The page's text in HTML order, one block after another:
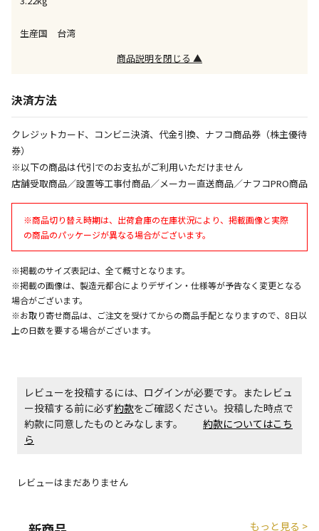
出荷いたします。
ただし、メーカーの営業日に基づき出荷手続きを行う
ため、通常よりお時間をいただく場合がございます。
お見積商品です。金額・施工日はお打ち合わせの上、
決定となります。
お見積商品です。金額・施工日はお打ち合わせの上、
エアコンの取付工事が必要な商品です。別途費用が発
生する場合がございます。
生産国 台湾
商品説明を閉じる ▲
決済方法
クレジットカード、コンビニ決済、代金引換、ナフコ商品券（株主優待
券）
※以下の商品は代引でのお支払がご利用いただけません
店舗受取商品／設置等工事付商品／メーカー直送商品／ナフコPRO商品
※商品切り替え時期は、出荷倉庫の在庫状況により、掲載画像と実際
の商品のパッケージが異なる場合がございます。
※掲載のサイズ表記は、全て概寸となります。
※掲載の画像は、製造元都合によりデザイン・仕様等が予告なく変更となる
場合がございます。
※お取り寄せ商品は、ご注文を受けてからの商品手配となりますので、8日以
上の日数を要する場合がございます。
レビューを投稿するには、ログインが必要です。またレビュ
ー投稿する前に必ず約款をご確認ください。投稿した時点で
約款に同意したものとみなします。 約款についてはこち
ら
レビューはまだありません
もっと見る >